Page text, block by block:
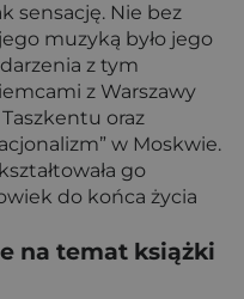
sensację. Nie bez
muzyką było jego
z tym
z Warszawy
oraz
w Moskwie.
go
do końca życia
na temat książki